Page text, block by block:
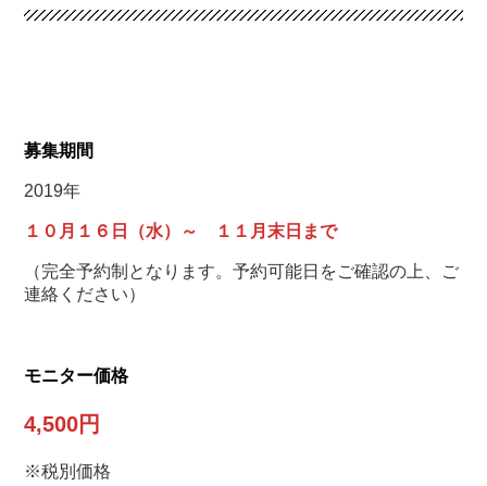
募集期間
2019年
１０月１６日（水）～ １１月末日まで
（完全予約制となります。予約可能日をご確認の上、ご
連絡ください）
モニター価格
4,500円
※税別価格